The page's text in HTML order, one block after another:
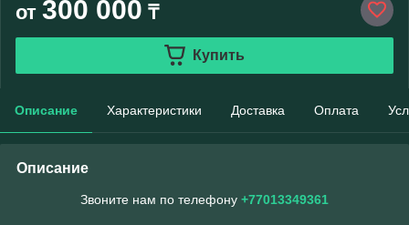
от 300 000 ₸
Купить
Описание Характеристики Доставка Оплата
Описание
Звоните нам по телефону +77013349361